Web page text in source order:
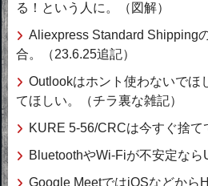
る！という人に。（図解）
Aliexpress Standard Shipping
合。（23.6.25追記）
Outlookはホント使わないでほ
てほしい。（チラ裏な雑記）
KURE 5-56/CRCは今すぐ捨て
BluetoothやWi-Fiが不安定なら
Google MeetではiOSなどから